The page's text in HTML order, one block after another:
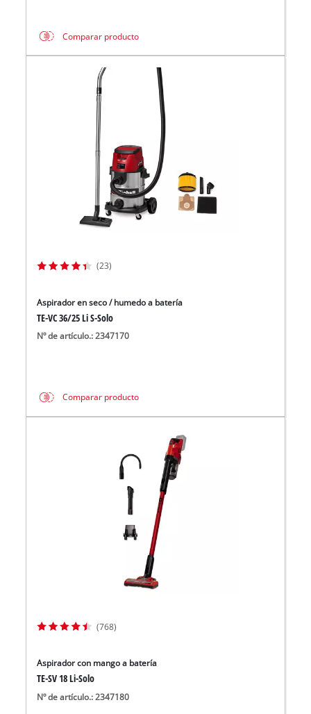
Comparar producto
(23)
Aspirador en seco / humedo a batería
TE-VC 36/25 Li S-Solo
Nº de artículo.: 2347170
Comparar producto
(768)
Aspirador con mango a batería
TE-SV 18 Li-Solo
Nº de artículo.: 2347180